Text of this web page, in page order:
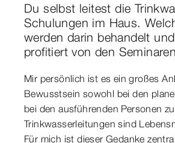
Du selbst leitest die
Schulungen im Haus.
werden darin behandelt
profitiert von den
Mir persönlich ist es ein großes
Bewusstsein sowohl bei den
bei den ausführenden Personen
Trinkwasserleitungen sind
Für mich ist dieser Gedanke